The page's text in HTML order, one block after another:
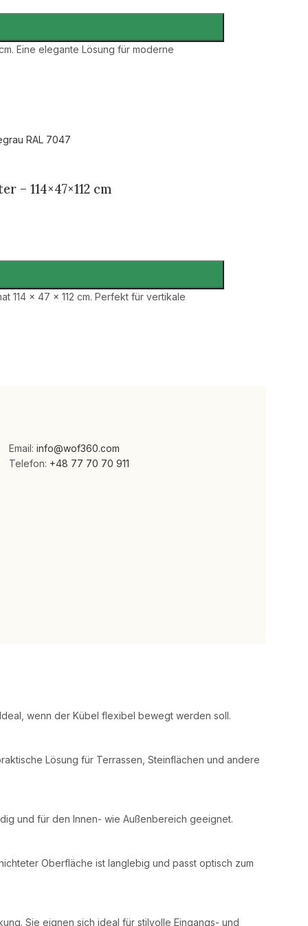
Eine elegante Lösung für moderne
114×47×112 cm
114 × 47 × 112 cm. Perfekt für vertikale
Email: info@wof360.com
Telefon: +48 77 70 70 911
wenn der Kübel flexibel bewegt werden soll.
Lösung für Terrassen, Steinflächen und andere
und für den Innen- wie Außenbereich geeignet.
Oberfläche ist langlebig und passt optisch zum
Sie eignen sich ideal für stilvolle Eingangs- und